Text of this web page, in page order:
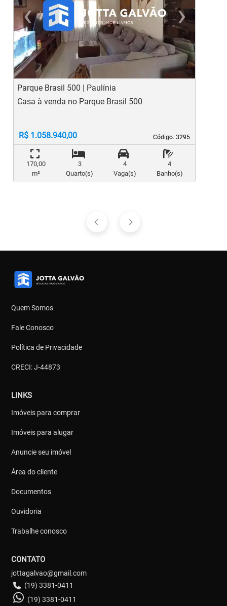
‹
Previous
›
Parque Brasil 500 | Paulínia
Código. 3295
Código. 3295
Casa à venda no Parque Brasil 500
R$ 1.058.940,00
170,00
m²
3
Quarto(s)
4
Vaga(s)
4
Banho(s)
Quem Somos
Fale Conosco
Política de Privacidade
CRECI: J-44873
LINKS
Imóveis para comprar
Imóveis para alugar
Anuncie seu imóvel
Área do cliente
Documentos
Ouvidoria
Trabalhe conosco
CONTATO
jottagalvao@gmail.com
(19) 3381-0411
(19) 3381-0411